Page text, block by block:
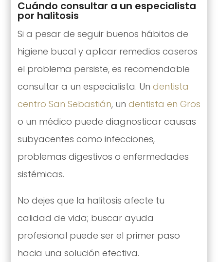
Cuándo consultar a un especialista
por halitosis
Si a pesar de seguir buenos hábitos de
higiene bucal y aplicar remedios caseros
el problema persiste, es recomendable
consultar a un especialista. Un dentista
centro San Sebastián, un dentista en Gros
o un médico puede diagnosticar causas
subyacentes como infecciones,
problemas digestivos o enfermedades
sistémicas.
No dejes que la halitosis afecte tu
calidad de vida; buscar ayuda
profesional puede ser el primer paso
hacia una solución efectiva.